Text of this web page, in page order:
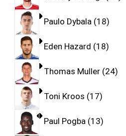
Paulo Dybala 18
Eden Hazard 18
Thomas Muller 24
Toni Kroos 17
Paul Pogba 13